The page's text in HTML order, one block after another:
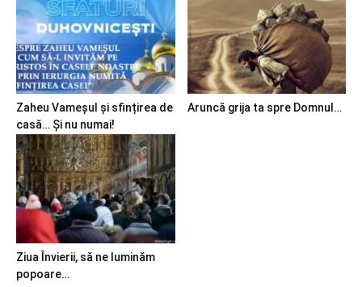
Zaheu Vameșul și sfințirea de
casă… Și nu numai!
Aruncă grija ta spre Domnul…
Ziua Învierii, să ne luminăm
popoare…